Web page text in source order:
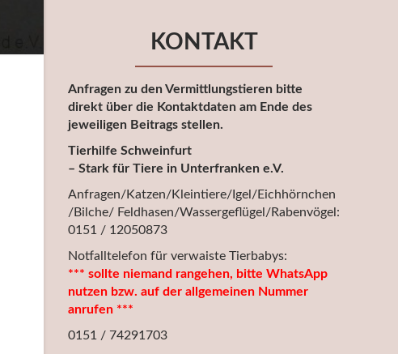
KONTAKT
Anfragen zu den Vermittlungstieren bitte
direkt über die Kontaktdaten am Ende des
jeweiligen Beitrags stellen.
Tierhilfe Schweinfurt
– Stark für Tiere in Unterfranken e.V.
Anfragen/Katzen/Kleintiere/Igel/Eichhörnchen
/Bilche/ Feldhasen/Wassergeflügel/Rabenvögel:
0151 / 12050873
Notfalltelefon für verwaiste Tierbabys:
*** sollte niemand rangehen, bitte WhatsApp
nutzen bzw. auf der allgemeinen Nummer
anrufen ***
0151 / 74291703